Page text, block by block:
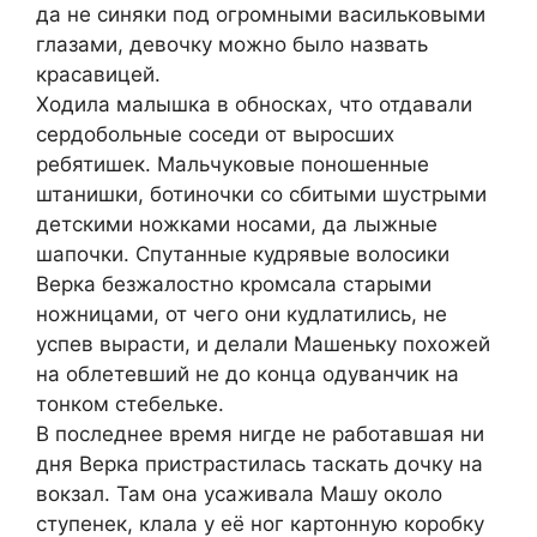
да не синяки под огромными васильковыми
глазами, девочку можно было назвать
красавицей.
Ходила малышка в обносках, что отдавали
сердобольные соседи от выросших
ребятишек. Мальчуковые поношенные
штанишки, ботиночки со сбитыми шустрыми
детскими ножками носами, да лыжные
шапочки. Спутанные кудрявые волосики
Верка безжалостно кромсала старыми
ножницами, от чего они кудлатились, не
успев вырасти, и делали Машеньку похожей
на облетевший не до конца одуванчик на
тонком стебельке.
В последнее время нигде не работавшая ни
дня Верка пристрастилась таскать дочку на
вокзал. Там она усаживала Машу около
ступенек, клала у её ног картонную коробку